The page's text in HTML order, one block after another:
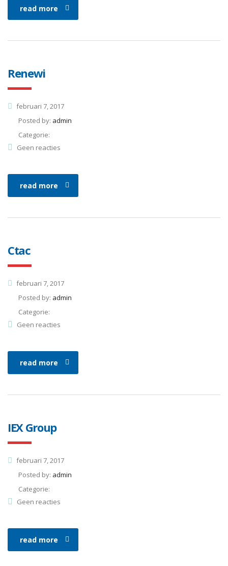
read more
Renewi
februari 7, 2017
Posted by: admin
Categorie:
Geen reacties
read more
Ctac
februari 7, 2017
Posted by: admin
Categorie:
Geen reacties
read more
IEX Group
februari 7, 2017
Posted by: admin
Categorie:
Geen reacties
read more